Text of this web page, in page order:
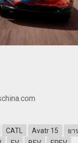
CATL Avatr 15
ยา